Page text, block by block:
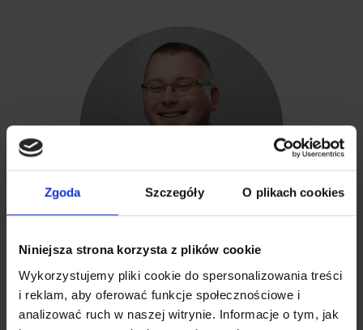
Zgoda Szczegóły O plikach cookies
Niniejsza strona korzysta z plików cookie
Wykorzystujemy pliki cookie do spersonalizowania treści
i reklam, aby oferować funkcje społecznościowe i
analizować ruch w naszej witrynie. Informacje o tym, jak
Krzysztof Mysłowiecki